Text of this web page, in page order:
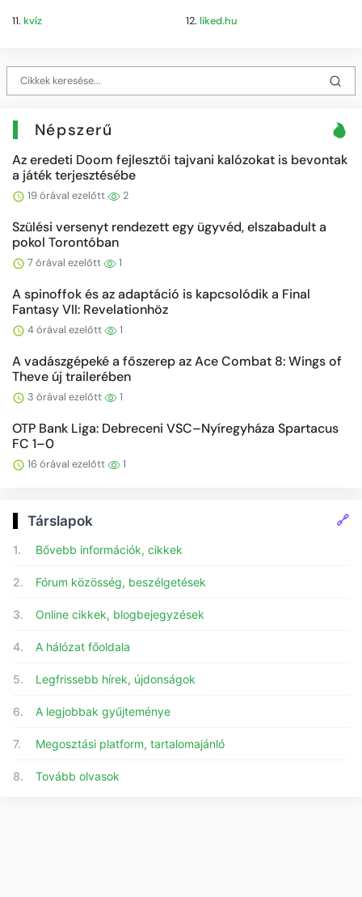
11. kvíz 12. liked.hu
Népszerű
Az eredeti Doom fejlesztői tajvani kalózokat is bevontak
a játék terjesztésébe
19 órával ezelőtt 2
Szülési versenyt rendezett egy ügyvéd, elszabadult a
pokol Torontóban
7 órával ezelőtt 1
A spinoffok és az adaptáció is kapcsolódik a Final
Fantasy VII: Revelationhöz
4 órával ezelőtt 1
A vadászgépeké a főszerep az Ace Combat 8: Wings of
Theve új trailerében
3 órával ezelőtt 1
OTP Bank Liga: Debreceni VSC–Nyíregyháza Spartacus
FC 1–0
16 órával ezelőtt 1
Társlapok 🔗
1. Bővebb információk, cikkek
2. Fórum közösség, beszélgetések
3. Online cikkek, blogbejegyzések
4. A hálózat főoldala
5. Legfrissebb hírek, újdonságok
6. A legjobbak gyűjteménye
7. Megosztási platform, tartalomajánló
8. Tovább olvasok